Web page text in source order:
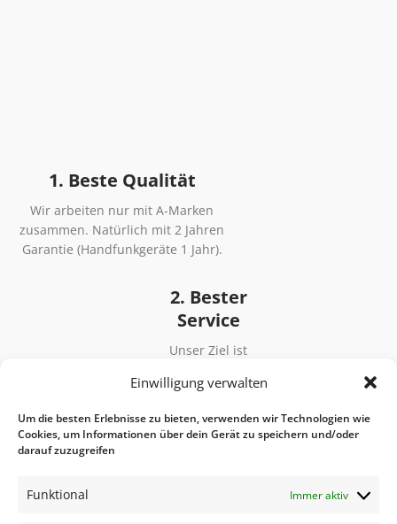
Einwilligung verwalten
Um die besten Erlebnisse zu bieten, verwenden wir Technologien wie
Cookies, um Informationen über dein Gerät zu speichern und/oder
darauf zuzugreifen
Funktional Immer aktiv
1. Beste Qualität
Wir arbeiten nur mit A-Marken
zusammen. Natürlich mit 2 Jahren
Garantie (Handfunkgeräte 1 Jahr).
2. Bester
Service
Unser Ziel ist
von 48
liefern,